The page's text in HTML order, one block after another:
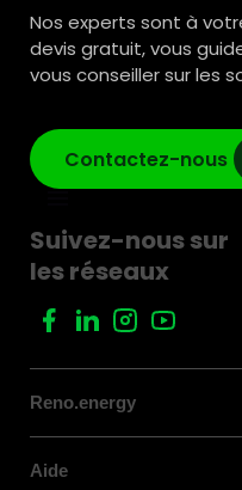
Nos experts sont à
devis gratuit, vous
vous conseiller sur les
Contactez-nous
Suivez-nous sur
les réseaux
Reno.energy
Aide